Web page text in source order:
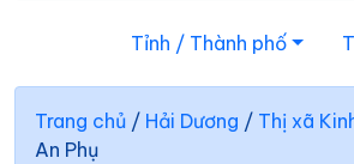
Tỉnh / Thành phố
Trang chủ / Hải Dương / Thị xã
An Phụ